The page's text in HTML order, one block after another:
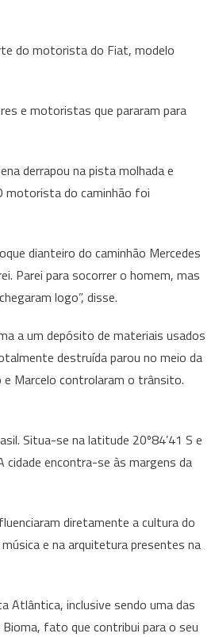
do motorista do Fiat, modelo
e motoristas que pararam para
derrapou na pista molhada e
motorista do caminhão foi
dianteiro do caminhão Mercedes
Parei para socorrer o homem, mas
logo”, disse.
a um depósito de materiais usados
destruída parou no meio da
e Marcelo controlaram o trânsito.
Situa-se na latitude 20º84’41 S e
cidade encontra-se às margens da
diretamente a cultura do
e na arquitetura presentes na
Atlântica, inclusive sendo uma das
fato que contribui para o seu